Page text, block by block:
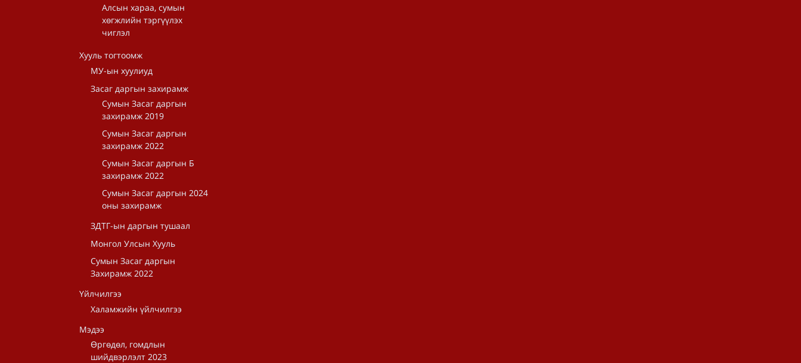
Алсын хараа, сумын
хөгжлийн тэргүүлэх
чиглэл
Хууль тогтоомж
МУ-ын хуулиуд
Засаг даргын захирамж
Сумын Засаг даргын
захирамж 2019
Сумын Засаг даргын
захирамж 2022
Сумын Засаг даргын Б
захирамж 2022
Сумын Засаг даргын 2024
оны захирамж
ЗДТГ-ын даргын тушаал
Монгол Улсын Хууль
Сумын Засаг даргын
Захирамж 2022
Үйлчилгээ
Халамжийн үйлчилгээ
Мэдээ
Өргөдөл, гомдлын
шийдвэрлэлт 2023